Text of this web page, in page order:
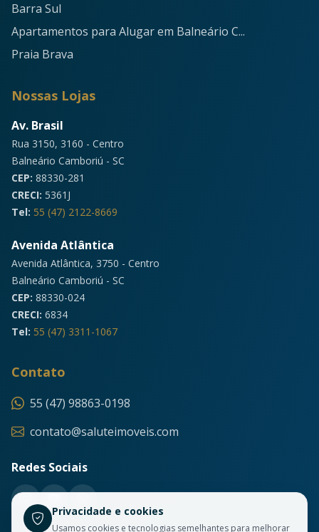
Barra Sul
Apartamentos para Alugar em Balneário C...
Praia Brava
Nossas Lojas
Av. Brasil
Rua 3150, 3160 - Centro
Balneário Camboriú - SC
CEP: 88330-281
CRECI: 5361J
Tel: 55 (47) 2122-8669
Avenida Atlântica
Avenida Atlântica, 3750 - Centro
Balneário Camboriú - SC
CEP: 88330-024
CRECI: 6834
Tel: 55 (47) 3311-1067
Contato
55 (47) 98863-0198
contato@saluteimoveis.com
Redes Sociais
Privacidade e cookies
Usamos cookies e tecnologias semelhantes para melhorar